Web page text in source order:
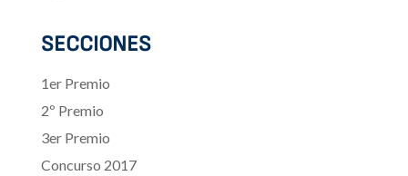
SECCIONES
1er Premio
2º Premio
3er Premio
Concurso 2017